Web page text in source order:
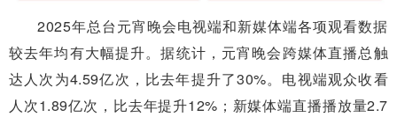
2025年总台元宵晚会电视端和新媒体端各项观看数据
较去年均有大幅提升。据统计，元宵晚会跨媒体直播总触
达人次为4.59亿次，比去年提升了30%。电视端观众收看
人次1.89亿次，比去年提升12%；新媒体端直播播放量2.7